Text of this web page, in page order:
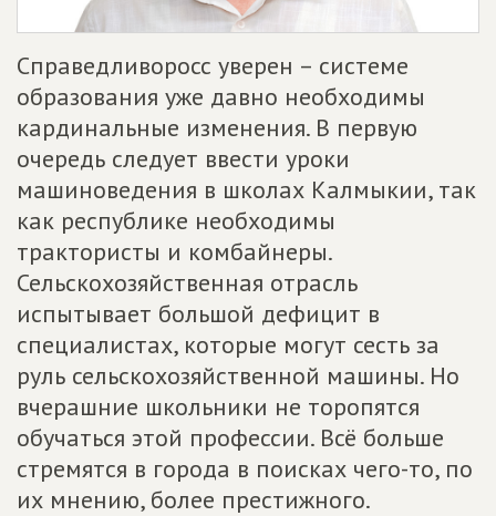
Справедливоросс уверен – системе
образования уже давно необходимы
кардинальные изменения. В первую
очередь следует ввести уроки
машиноведения в школах Калмыкии, так
как республике необходимы
трактористы и комбайнеры.
Сельскохозяйственная отрасль
испытывает большой дефицит в
специалистах, которые могут сесть за
руль сельскохозяйственной машины. Но
вчерашние школьники не торопятся
обучаться этой профессии. Всё больше
стремятся в города в поисках чего-то, по
их мнению, более престижного.